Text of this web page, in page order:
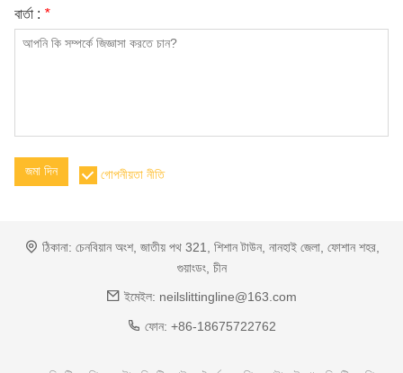
বার্তা : *
জমা দিন গোপনীয়তা নীতি
ঠিকানা: চেনবিয়ান অংশ, জাতীয় পথ 321, শিশান টাউন, নানহাই জেলা, ফোশান শহর,
গুয়াংডং, চীন
ইমেইল: neilslittingline@163.com
ফোন: +86-18675722762